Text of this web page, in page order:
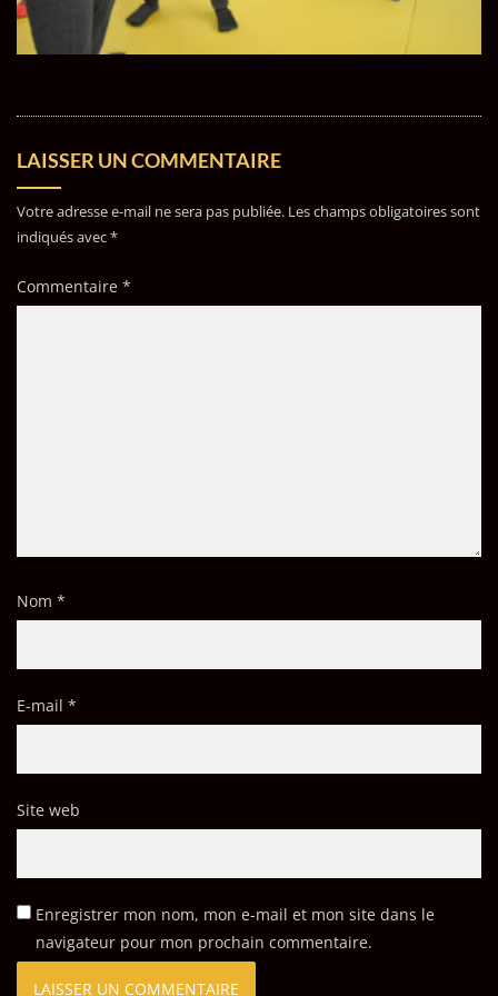
LAISSER UN COMMENTAIRE
Votre adresse e-mail ne sera pas publiée. Les champs obligatoires sont
indiqués avec*
Commentaire *
Nom *
E-mail *
Site web
Enregistrer mon nom, mon e-mail et mon site dans le
navigateur pour mon prochain commentaire.